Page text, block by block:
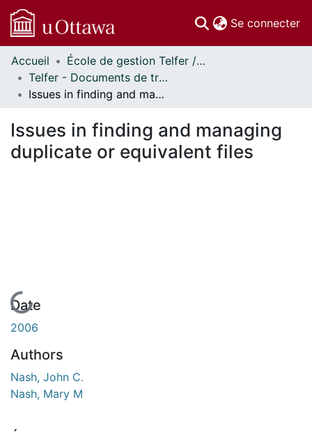
Se connecter
Communautés
et collections
Parcourir
À propos
Accueil
École de gestion Telfer // Telfer School of Management
Telfer - Documents de travail // Telfer - Working Papers
Issues in finding and managing duplicate or equivalent files
Issues in finding and managing
duplicate or equivalent files
En cours de chargement...
Date
2006
Authors
Nash, John C.
Nash, Mary M